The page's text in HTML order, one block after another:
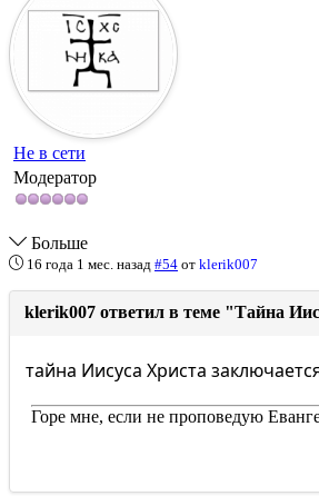
Не в сети
Модератор
Больше
16 года 1 мес. назад #54 от klerik007
klerik007 ответил в теме "Тайна
тайна Иисуса Христа
Горе мне, если не проповедую